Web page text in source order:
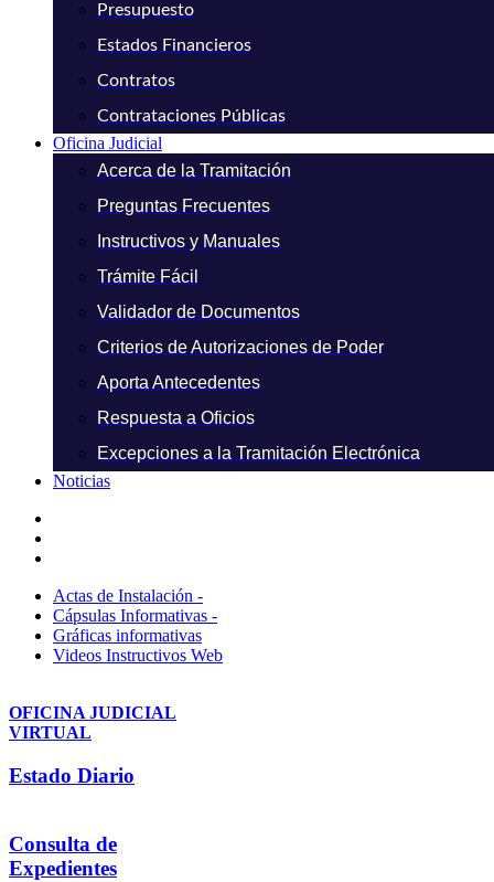
Presupuesto
Estados Financieros
Contratos
Contrataciones Públicas
Oficina Judicial
Acerca de la Tramitación
Preguntas Frecuentes
Instructivos y Manuales
Trámite Fácil
Validador de Documentos
Criterios de Autorizaciones de Poder
Aporta Antecedentes
Respuesta a Oficios
Excepciones a la Tramitación Electrónica
Noticias
Actas de Instalación -
Cápsulas Informativas -
Gráficas informativas
Videos Instructivos Web
OFICINA JUDICIAL
VIRTUAL
Estado Diario
Consulta de
Expedientes